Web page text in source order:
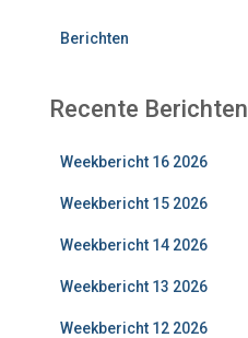
Berichten
Recente Berichten
Weekbericht 16 2026
Weekbericht 15 2026
Weekbericht 14 2026
Weekbericht 13 2026
Weekbericht 12 2026